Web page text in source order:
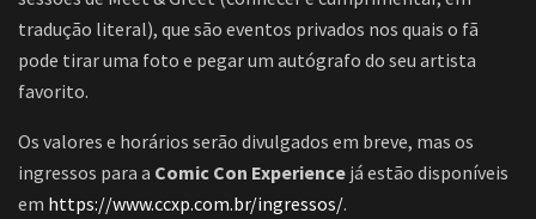
tradução literal), que são eventos privados nos quais o fã
pode tirar uma foto e pegar um autógrafo do seu artista
favorito.
Os valores e horários serão divulgados em breve, mas os
ingressos para a Comic Con Experience já estão disponíveis
em https://www.ccxp.com.br/ingressos/.